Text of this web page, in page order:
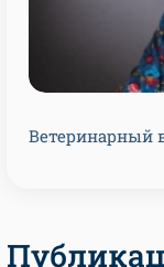
Ветеринарный